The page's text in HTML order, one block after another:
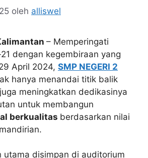
oleh alliswel
– Memperingati
dengan kegembiraan yang
April 2024, SMP NEGERI 2
hanya menandai titik balik
meningkatkan dedikasinya
untuk membangun
berkualitas berdasarkan nilai
utama disimpan di auditorium